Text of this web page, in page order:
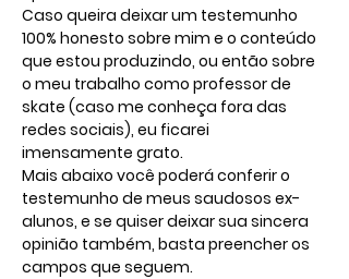
Caso queira deixar um testemunho
100% honesto sobre mim e o conteúdo
que estou produzindo, ou então sobre
o meu trabalho como professor de
skate (caso me conheça fora das
redes sociais), eu ficarei
imensamente grato.
Mais abaixo você poderá conferir o
testemunho de meus saudosos ex-
alunos, e se quiser deixar sua sincera
opinião também, basta preencher os
campos que seguem.